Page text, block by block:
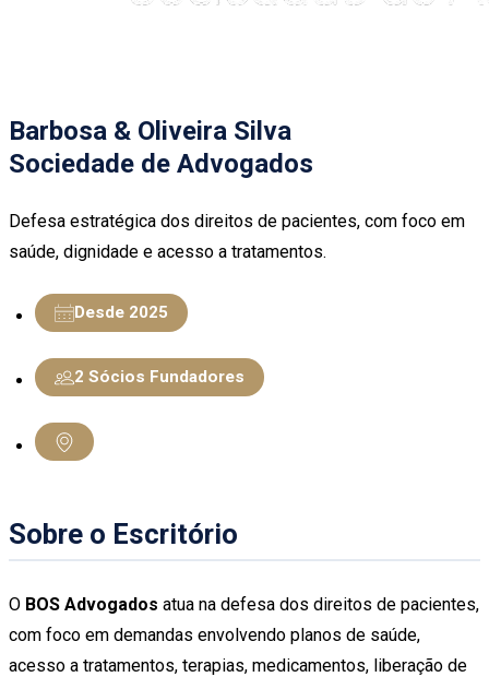
Barbosa & Oliveira Silva
Sociedade de Advogados
Defesa estratégica dos direitos de pacientes, com foco em
saúde, dignidade e acesso a tratamentos.
Desde 2025
2 Sócios Fundadores
Sobre o Escritório
O BOS Advogados atua na defesa dos direitos de pacientes,
com foco em demandas envolvendo planos de saúde,
acesso a tratamentos, terapias, medicamentos, liberação de